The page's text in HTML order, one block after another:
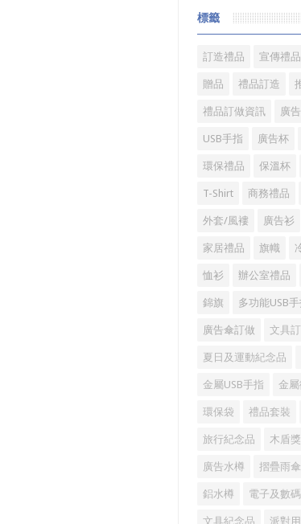
有質感。如何挑選優
天，禮品紅小編給大
題。 陶瓷...
標籤
訂造禮品 宣傳禮品
贈品 禮品訂造
禮品訂做資訊 廣
USB手指 廣告杯
環保禮品 保溫杯
T-Shirt 商務禮品
外套/風褸 廣告衫
家居禮品 旗幟
恤衫 辦公室禮品
錦旗 多功能USB手
廣告傘訂做 文具
夏日及運動紀念品
金屬USB手指 金
環保袋 禮品套裝
旅行紀念品 木盾
廣告水樽 摺疊雨傘
鋁水樽 電子及數
文具紀念品 派對